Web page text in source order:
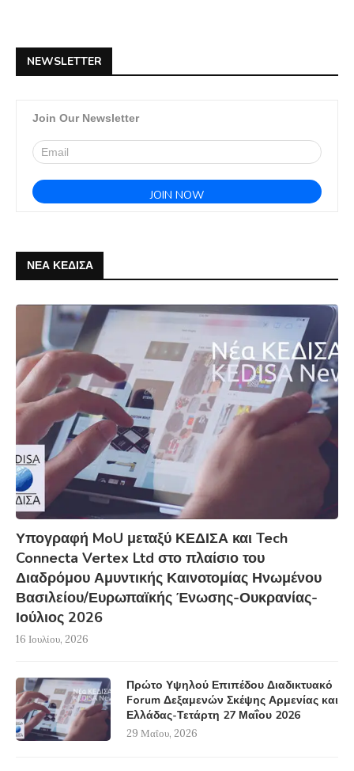
NEWSLETTER
Join Our Newsletter
ΝΕΑ ΚΕΔΙΣΑ
Υπογραφή MoU μεταξύ ΚΕΔΙΣΑ και Tech
Connecta Vertex Ltd στο πλαίσιο του
Διαδρόμου Αμυντικής Καινοτομίας Ηνωμένου
Βασιλείου/Ευρωπαϊκής Ένωσης-Ουκρανίας-
Ιούλιος 2026
16 Ιουλίου, 2026
Πρώτο Υψηλού Επιπέδου Διαδικτυακό
Forum Δεξαμενών Σκέψης Αρμενίας και
Ελλάδας-Τετάρτη 27 Μαΐου 2026
29 Μαΐου, 2026